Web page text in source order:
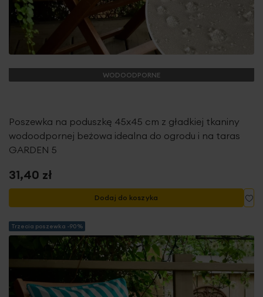
WODOODPORNE
Poszewka na poduszkę 45x45 cm z gładkiej tkaniny
wodoodpornej beżowa idealna do ogrodu i na taras
GARDEN 5
31,40 zł
Dodaj do koszyka
Trzecia poszewka -90%